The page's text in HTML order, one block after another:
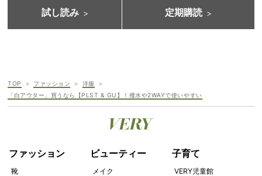
試し読み 定期購読
TOP ファッション
洋服
「白アウター」買うなら【PLST & GU】！撥水や2WAYで使いやすい
ファッション
靴
ビューティー
メイク
子育て
VERY児童館